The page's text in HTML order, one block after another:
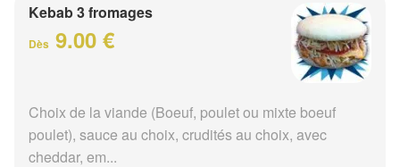
Kebab 3 fromages
Dès 9.00 €
Choix de la viande (Boeuf, poulet ou mixte boeuf
poulet), sauce au choix, crudités au choix, avec
cheddar, em...